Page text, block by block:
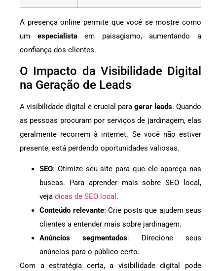
A presença online permite que você se mostre como
um especialistaem paisagismo, aumentando a
confiança dos clientes.
O Impacto da Visibilidade Digital
na Geração de Leads
A visibilidade digital é crucial para gerar leads. Quando
as pessoas procuram por serviços de jardinagem, elas
geralmente recorrem à internet. Se você não estiver
presente, está perdendo oportunidades valiosas.
SEO: Otimize seu site para que ele apareça nas
buscas. Para aprender mais sobre SEO local,
veja dicas de SEO local .
Conteúdo relevante: Crie posts que ajudem seus
clientes a entender mais sobre jardinagem.
Anúncios segmentados: Direcione seus
anúncios para o público certo.
Com a estratégia certa, a visibilidade digital pode